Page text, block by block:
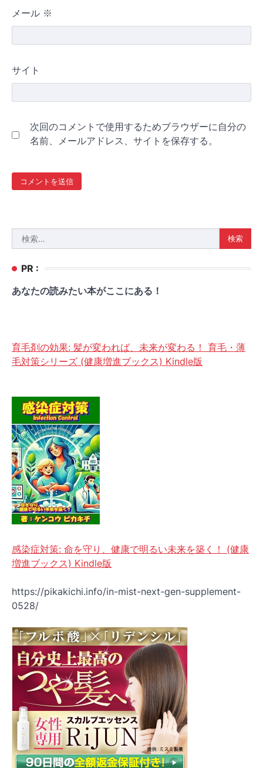
メール ※
サイト
次回のコメントで使用するためブラウザーに自分の
名前、メールアドレス、サイトを保存する。
索:
PR :
あなたの読みたい本がここにある！
育毛剤の効果: 髪が変われば、未来が変わる！ 育毛・薄
毛対策シリーズ (健康増進ブックス) Kindle版
感染症対策: 命を守り、健康で明るい未来を築く！ (健康
増進ブックス) Kindle版
https://pikakichi.info/in-mist-next-gen-supplement-
0528/